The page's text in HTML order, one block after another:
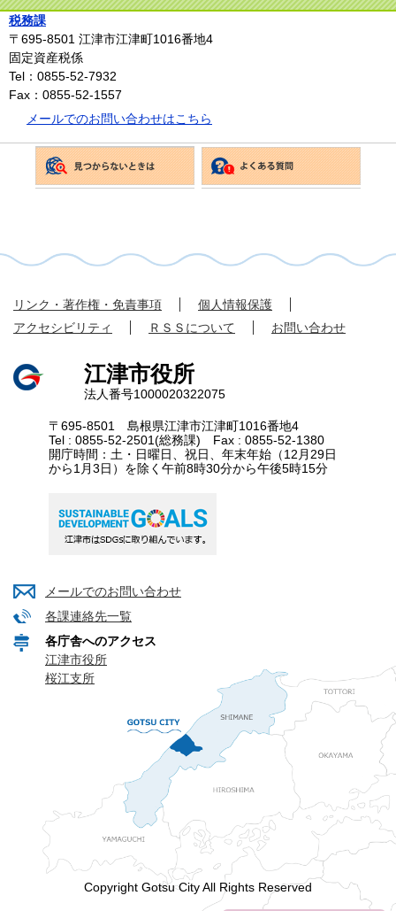
税務課
〒695-8501 江津市江津町1016番地4
固定資産税係
Tel：0855-52-7932
Fax：0855-52-1557
メールでのお問い合わせはこちら
リンク・著作権・免責事項
個人情報保護
アクセシビリティ
ＲＳＳについて お問い合わせ
江津市役所
法人番号1000020322075
〒695-8501 島根県江津市江津町1016番地4
Tel : 0855-52-2501(総務課) Fax : 0855-52-1380
開庁時間：土・日曜日、祝日、年末年始（12月29日
から1月3日）を除く午前8時30分から午後5時15分
メールでのお問い合わせ
各課連絡先一覧
各庁舎へのアクセス
江津市役所
桜江支所
Copyright Gotsu City All Rights Reserved